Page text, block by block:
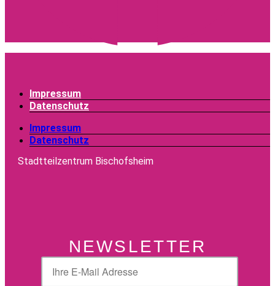
Impressum
Datenschutz
Impressum
Datenschutz
Stadtteilzentrum Bischofsheim
NEWSLETTER